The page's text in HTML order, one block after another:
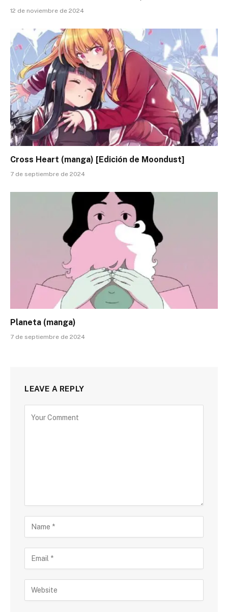
12 de noviembre de 2024
Cross Heart (manga) [Edición de Moondust]
7 de septiembre de 2024
Planeta (manga)
7 de septiembre de 2024
LEAVE A REPLY